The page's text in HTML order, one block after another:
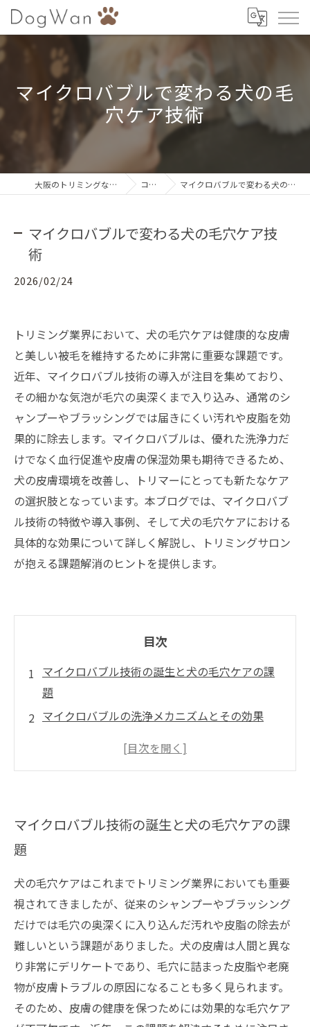
マイクロバブルで変わる犬の毛
穴ケア技術
大阪のトリミングならDogWan コラム マイクロバブルで変わる犬の毛穴ケア技術
マイクロバブルで変わる犬の毛穴ケア技
術
2026/02/24
トリミング業界において、犬の毛穴ケアは健康的な皮膚
と美しい被毛を維持するために非常に重要な課題です。
近年、マイクロバブル技術の導入が注目を集めており、
その細かな気泡が毛穴の奥深くまで入り込み、通常のシ
ャンプーやブラッシングでは届きにくい汚れや皮脂を効
果的に除去します。マイクロバブルは、優れた洗浄力だ
けでなく血行促進や皮膚の保湿効果も期待できるため、
犬の皮膚環境を改善し、トリマーにとっても新たなケア
の選択肢となっています。本ブログでは、マイクロバブ
ル技術の特徴や導入事例、そして犬の毛穴ケアにおける
具体的な効果について詳しく解説し、トリミングサロン
が抱える課題解消のヒントを提供します。
目次
マイクロバブル技術の誕生と犬の毛穴ケアの課
題
マイクロバブルの洗浄メカニズムとその効果
トリミングサロンでの実際の導入事例と効果
展望と今後の課題
マイクロバブル技術の誕生と犬の毛穴ケアの課
題
犬の毛穴ケアはこれまでトリミング業界においても重要
視されてきましたが、従来のシャンプーやブラッシング
だけでは毛穴の奥深くに入り込んだ汚れや皮脂の除去が
難しいという課題がありました。犬の皮膚は人間と異な
り非常にデリケートであり、毛穴に詰まった皮脂や老廃
物が皮膚トラブルの原因になることも多く見られます。
そのため、皮膚の健康を保つためには効果的な毛穴ケア